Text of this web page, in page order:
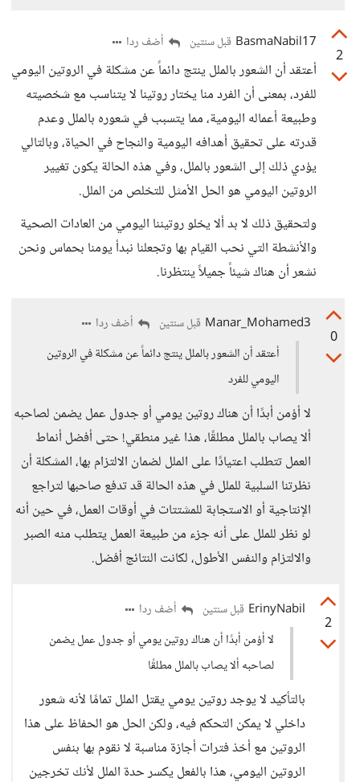
2
BasmaNabil17 قبل سنتين أضف ردا
أعتقد أن الشعور بالملل ينتج دائماً عن مشكلة في الروتين اليومي
للفرد، بمعنى أن الفرد منا يختار روتينا لا يتناسب مع شخصيته
وطبيعة أعماله اليومية، مما يتسبب في شعوره بالملل وعدم
قدرته على تحقيق أهدافه اليومية والنجاح في الحياة، وبالتالي
يؤدي ذلك إلى الشعور بالملل، وفي هذه الحالة يكون تغيير
الروتين اليومي هو الحل الأمثل للتخلص من الملل.
ولتحقيق ذلك لا بد ألا يخلو روتيننا اليومي من العادات الصحية
والأنشطة التي نحب القيام بها وتجعلنا نبدأ يومنا بحماس ونحن
نشعر أن هناك شيئاً جميلاً ينتظرنا.
0
Manar_Mohamed3 قبل سنتين
أضف ردا
أعتقد أن الشعور بالملل ينتج دائماً عن مشكلة في الروتين
اليومي للفرد
لا أؤمن أبدًا أن هناك روتين يومي أو جدول عمل يضمن لصاحبه
ألا يصاب بالملل مطلقًا، هذا غير منطقي! حتى أفضل أنماط
العمل تتطلب اعتيادًا على الملل لضمان الالتزام بها، المشكلة أن
نظرتنا السلبية للملل في هذه الحالة قد تدفع صاحبها لتراجع
الإنتاجية أو الاستجابة للمشتتات في أوقات العمل، في حين أنه
لو نظر للملل على أنه جزء من طبيعة العمل يتطلب منه الصبر
والالتزام والنفس الأطول، لكانت النتائج أفضل.
2
ErinyNabil قبل سنتين
أضف ردا
لا أؤمن أبدًا أن هناك روتين يومي أو جدول عمل يضمن
لصاحبه ألا يصاب بالملل مطلقًا
بالتأكيد لا يوجد روتين يومي يقتل الملل تمامًا لأنه شعور
داخلي لا يمكن التحكم فيه، ولكن الحل هو الحفاظ على هذا
الروتين مع أخذ فترات أجازة مناسبة لا نقوم بها بنفس
الروتين اليومي، هذا بالفعل يكسر حدة الملل لأنك تخرجين